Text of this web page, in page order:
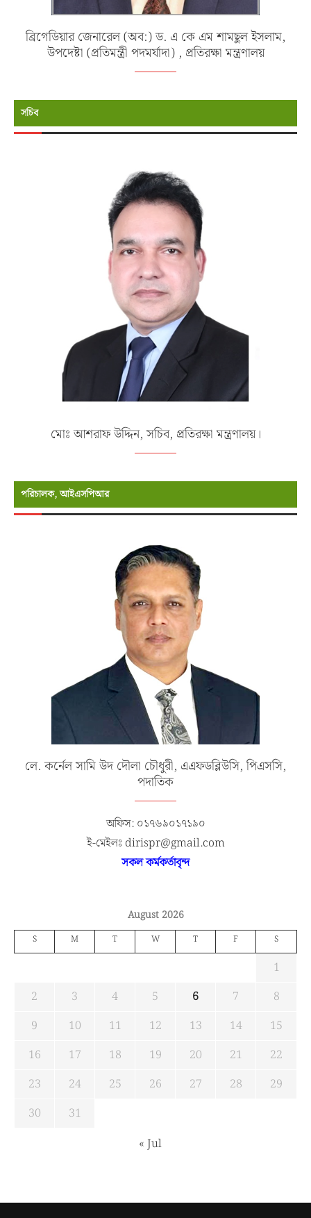
ব্রিগেডিয়ার জেনারেল (অব:) ড. এ কে এম শামছুল ইসলাম,
উপদেষ্টা (প্রতিমন্ত্রী পদমর্যাদা) , প্রতিরক্ষা মন্ত্রণালয়
সচিব
মোঃ আশরাফ উদ্দিন, সচিব, প্রতিরক্ষা মন্ত্রণালয়।
পরিচালক, আইএসপিআর
লে. কর্নেল সামি উদ দৌলা চৌধুরী, এএফডব্লিউসি, পিএসসি,
পদাতিক
অফিস: ০১৭৬৯০১৭১৯০
ই-মেইলঃ dirispr@gmail.com
সকল কর্মকর্তাবৃন্দ
August 2026
S M T W T F S
1
2
3 4 5 6 7
8
9
10 11 12 13 14
15
16
17 18 19 20 21
22
23
24 25 26 27 28
29
30
31
« Jul